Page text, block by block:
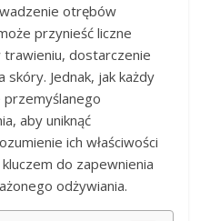
otrębów
przynieść liczne
dostarczenie
Jednak, jak każdy
przemyślanego
aby uniknąć
ich właściwości
do zapewnienia
odżywiania.